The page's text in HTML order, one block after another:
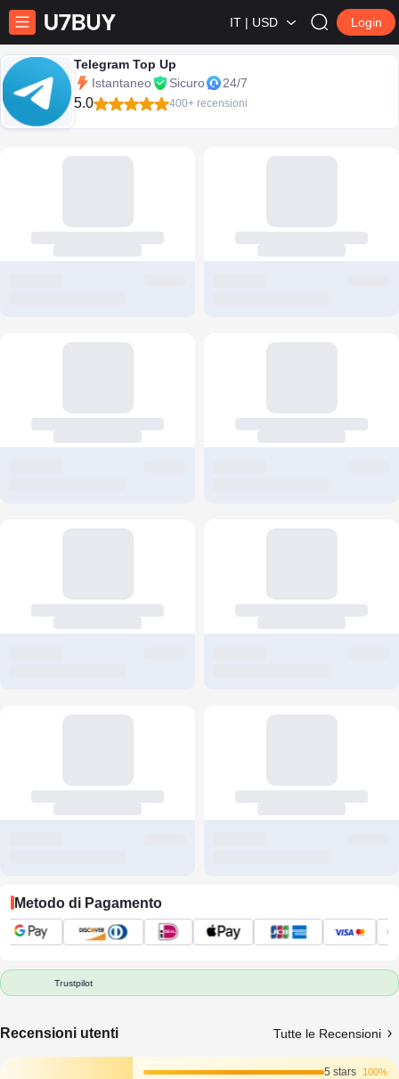
IT | USD Login
Telegram Top Up
Istantaneo
Sicuro 24/7
5.0 400+ recensioni
Metodo di Pagamento
Trustpilot
Recensioni utenti Tutte le Recensioni
5 stars 100%